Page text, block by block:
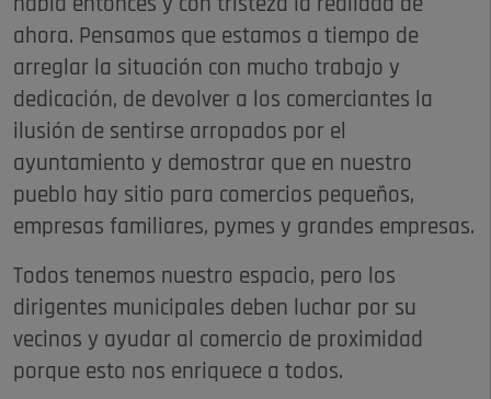
había entonces y con tristeza la realidad de
ahora. Pensamos que estamos a tiempo de
arreglar la situación con mucho trabajo y
dedicación, de devolver a los comerciantes la
ilusión de sentirse arropados por el
ayuntamiento y demostrar que en nuestro
pueblo hay sitio para comercios pequeños,
empresas familiares, pymes y grandes empresas.
Todos tenemos nuestro espacio, pero los
dirigentes municipales deben luchar por su
vecinos y ayudar al comercio de proximidad
porque esto nos enriquece a todos.